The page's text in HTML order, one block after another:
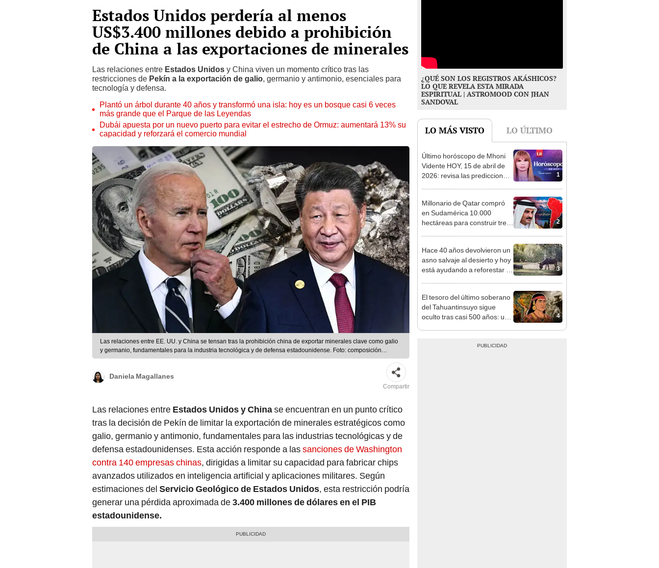
Estados Unidos perdería al menos
US$3.400 millones debido a prohibición
de China a las exportaciones de minerales
Las relaciones entre Estados Unidos y China viven un momento crítico tras las
restricciones de Pekín a la exportación de galio, germanio y antimonio, esenciales para
tecnología y defensa.
Plantó un árbol durante 40 años y transformó una isla: hoy es un bosque casi 6 veces
más grande que el Parque de las Leyendas
Dubái apuesta por un nuevo puerto para evitar el estrecho de Ormuz: aumentará 13% su
capacidad y reforzará el comercio mundial
Las relaciones entre EE. UU. y China se tensan tras la prohibición china de exportar minerales clave como galio
y germanio, fundamentales para la industria tecnológica y de defensa estadounidense. Foto: composición
LR/AFP
Daniela Magallanes
Compartir
Las relaciones entre Estados Unidos y Chinase encuentran en un punto crítico
tras la decisión de Pekín de limitar la exportación de minerales estratégicos como
galio, germanio y antimonio, fundamentales para las industrias tecnológicas y de
defensa estadounidenses. Esta acción responde a lassanciones de Washington
contra 140 empresas chinas, dirigidas a limitar su capacidad para fabricar chips
avanzados utilizados en inteligencia artificial y aplicaciones militares. Según
estimaciones del Servicio Geológico de Estados Unidos, esta restricción podría
generar una pérdida aproximada de3.400 millones de dólares en el PIB
estadounidense.
¿QUÉ SON LOS REGISTROS AKÁSHICOS?
LO QUE REVELA ESTA MIRADA
ESPIRITUAL | ASTROMOOD CON JHAN
SANDOVAL
LO MÁS VISTO LO ÚLTIMO
1
Último horóscopo de Mhoni
Vidente HOY, 15 de abril de
2026: revisa las predicciones
2
Millonario de Qatar compró
en Sudamérica 10.000
hectáreas para construir tres
3
Hace 40 años devolvieron un
asno salvaje al desierto y hoy
está ayudando a reforestar el
4
El tesoro del último soberano
del Tahuantinsuyo sigue
oculto tras casi 500 años: un